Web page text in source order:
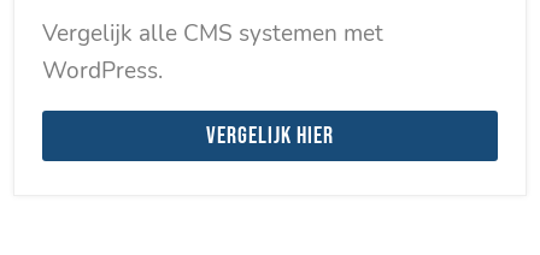
Vergelijk alle CMS systemen met
WordPress.
Vergelijk hier